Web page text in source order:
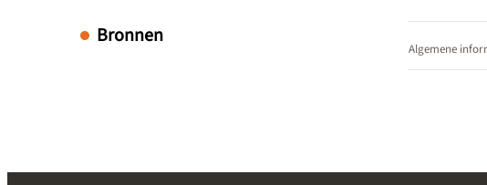
Bronnen
Algemene